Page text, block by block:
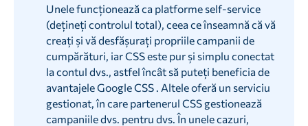
Unele funcționează ca platforme self-service
(dețineți controlul total), ceea ce înseamnă că vă
creați și vă desfășurați propriile campanii de
cumpărături, iar CSS este pur și simplu conectat
la contul dvs., astfel încât să puteți beneficia de
avantajele Google CSS . Altele oferă un serviciu
gestionat, în care partenerul CSS gestionează
campaniile dvs. pentru dvs. În unele cazuri,